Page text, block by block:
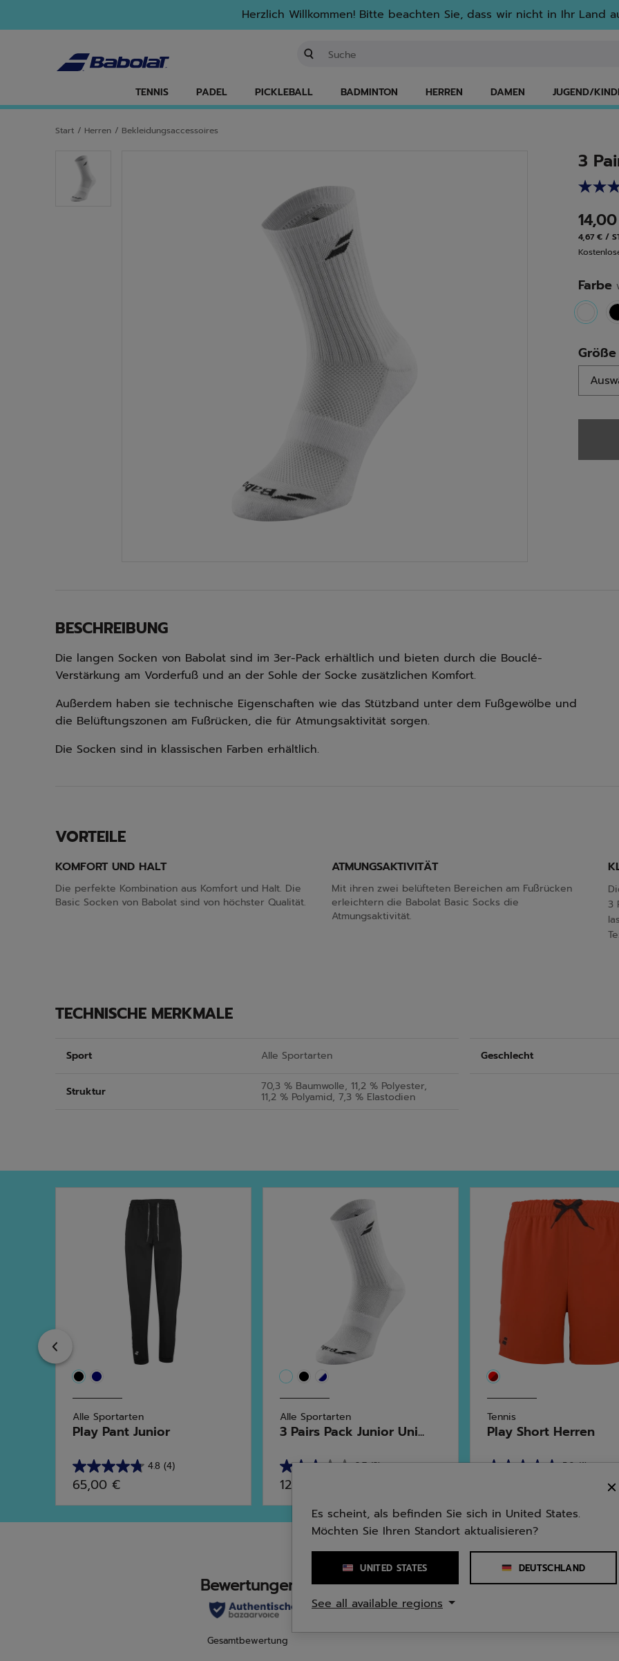
Herzlich Willkommen! Bitte beachten Sie, dass wir nicht in Ihr Land
TENNIS PADEL PICKLEBALL BADMINTON HERREN DAMEN JUGEND/
Start / Herren / Bekleidungsaccessoires
3
4,67 € /
Farbe
Größe
BESCHREIBUNG
Die langen Socken von Babolat sind im 3er-Pack erhältlich und bieten durch die Bouclé-
Verstärkung am Vorderfuß und an der Sohle der Socke zusätzlichen Komfort.
Außerdem haben sie technische Eigenschaften wie das Stützband unter dem Fußgewölbe und
die Belüftungszonen am Fußrücken, die für Atmungsaktivität sorgen.
Die Socken sind in klassischen Farben erhältlich.
VORTEILE
KOMFORT UND HALT
Die perfekte Kombination aus Komfort und Halt. Die
Basic Socken von Babolat sind von höchster Qualität.
ATMUNGSAKTIVITÄT
Mit ihren zwei belüfteten Bereichen am Fußrücken
erleichtern die Babolat Basic Socks die
Atmungsaktivität.
3
TECHNISCHE MERKMALE
Sport Alle Sportarten Geschlecht
Struktur 70,3 % Baumwolle, 11,2 % Polyester,
11,2 % Polyamid, 7,3 % Elastodien
Alle Sportarten
Play Pant Junior
4.8 (4)
4.8
von
5
Sternen.
65,00 €
Alle Sportarten
3 Pairs Pack Junior Uni...
2.7 (3)
2.7
von
5
Sternen.
Bewertungen
12,00 €
Tennis
Play Short Herren
5.0 (1)
5
Sternen.
Bewertung
Es scheint, als befinden Sie sich in United States.
Möchten Sie Ihren Standort aktualisieren?
UNITED STATES DEUTSCHLAND
See all available regions